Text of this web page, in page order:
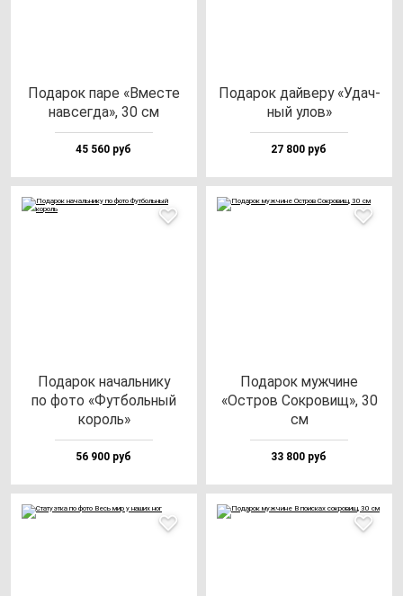
Пода­рок па­ре «Вмес­те
нав­сег­да», 30 см
45 560 руб
Пода­рок дай­ве­ру «Удач­
ный улов»
27 800 руб
Пода­рок на­чаль­ни­ку
по фо­то «Фут­боль­ный
ко­роль»
56 900 руб
Пода­рок муж­чи­не
«Остров Сок­ро­вищ», 30
см
33 800 руб